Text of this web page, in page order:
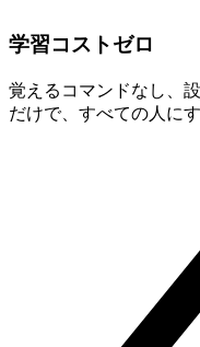
学習コストゼロ
覚えるコマンドなし、
だけで、すべての人に